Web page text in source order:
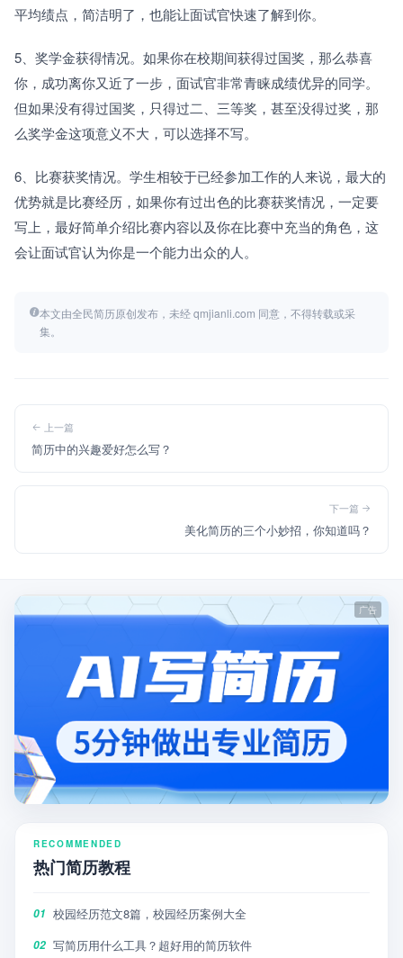
平均绩点，简洁明了，也能让面试官快速了解到你。
5、奖学金获得情况。如果你在校期间获得过国奖，那么恭喜
你，成功离你又近了一步，面试官非常青睐成绩优异的同学。
但如果没有得过国奖，只得过二、三等奖，甚至没得过奖，那
么奖学金这项意义不大，可以选择不写。
6、比赛获奖情况。学生相较于已经参加工作的人来说，最大的
优势就是比赛经历，如果你有过出色的比赛获奖情况，一定要
写上，最好简单介绍比赛内容以及你在比赛中充当的角色，这
会让面试官认为你是一个能力出众的人。
本文由全民简历原创发布，未经 qmjianli.com 同意，不得转载或采
集。
上一篇
简历中的兴趣爱好怎么写？
下一篇
美化简历的三个小妙招，你知道吗？
RECOMMENDED
热门简历教程
01 校园经历范文8篇，校园经历案例大全
02 写简历用什么工具？超好用的简历软件